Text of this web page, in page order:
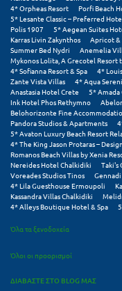
Ναυπακτία
Ναύπλιο
Νέα Μάκρη
Νέα Στύρα Εύβοιας
Νέοι Πόροι Πιερίας
Ξ
Ξυλόκαστρο
Ορεινή Αρκαδία
Ορεινή Ναυπακτία
4* Orpheas Resort
Porfi Beach
5* Lesante Classic – Preferred
Polis 1907
5* Aegean Suites
Karras Livin Zakynthos
Apricot &
Summer Bed Nydri
Anemelia
Mykonos Lolita, A Grecotel Resort
4* Sofianna Resort & Spa
4*
Zante Vista Villas
4* Aqua
Anastasia Hotel Crete
5* Amada
Ink Hotel Phos Rethymno
Belohorizonte Fine
Pandora Studios & Apartments
5* Avaton Luxury Beach Resort
4* The King Jason Protaras –
Romanos Beach Villas by Xenia
Nereides Hotel Chalkidiki
Taki's
Voreades Studios Tinos
4* Lila Guesthouse Ermoupoli
Kassandra Villas Chalkidiki
4* Alleys Boutique Hotel & Spa
Όλα τα ξενοδοχεία
Όλοι οι προορισμοί
ΔΙΑΒΑΣΤΕ ΣΤΟ BLOG ΜΑΣ